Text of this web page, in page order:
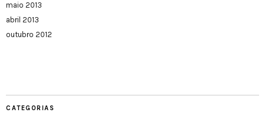
maio 2013
abril 2013
outubro 2012
CATEGORIAS